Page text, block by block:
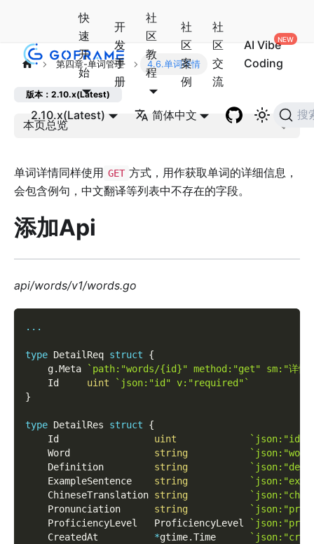
快
速
开
始
开
发
手
册
社
区
教
程
社
区
案
例
社
区
交
流
AI Vibe
Coding
2.10.x(Latest) 简体中文 搜
第四章-单词管理 4.6.单词详情
版本：2.10.x(Latest)
本页总览
单词详情同样使用 GET 方式，用作获取单词的详细信息，
会包含例句，中文翻译等列表中不存在的字段。
添加Api
api/words/v1/words.go
...
type DetailReq struct
{
    g
.Meta
`path:"words/{id}" method:"get" sm:"详
    Id
uint
`json:"id" v:"required"`
}
type DetailRes struct
{
    Id
uint
`json:"id"`
    Word
string
    Definition
string
    ExampleSentence
string
    ChineseTranslation
string
    Pronunciation
string
    ProficiencyLevel   ProficiencyLevel
    CreatedAt
*gtime.Time